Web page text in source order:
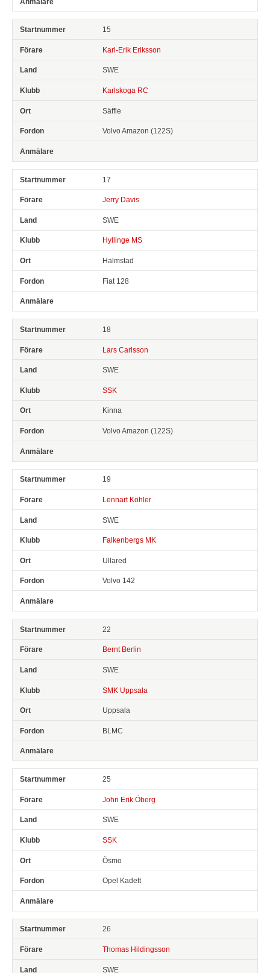
15
Karl-Erik Eriksson
SWE
Karlskoga RC
Säffle
Volvo Amazon (122S)
17
Jerry Davis
SWE
Hyllinge MS
Halmstad
Fiat 128
18
Lars Carlsson
SWE
SSK
Kinna
Volvo Amazon (122S)
19
Lennart Köhler
SWE
Falkenbergs MK
Ullared
Volvo 142
22
Bernt Berlin
SWE
SMK Uppsala
Uppsala
BLMC
25
John Erik Öberg
SWE
SSK
Ösmo
Opel Kadett
26
Thomas Hildingsson
SWE